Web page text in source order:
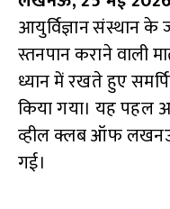
o
o
k
s
A
p
p
आयुर्विज्ञान संस्थान
स्तनपान कराने वाली
ध्यान में रखते हुए
किया गया। यह पहल
व्हील क्लब ऑफ
गई।